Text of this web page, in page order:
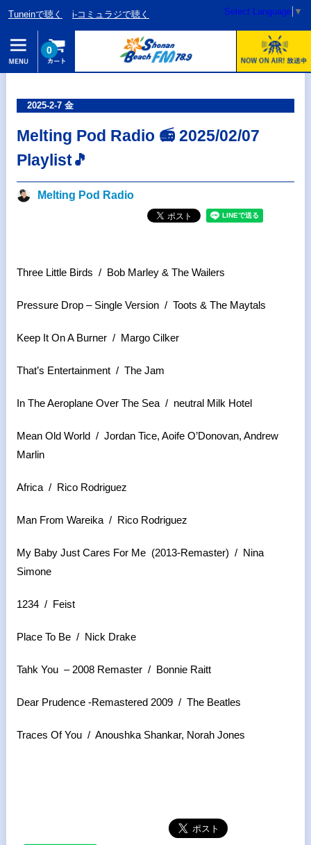
Tuneinで聴く i-コミュラジで聴く Select Language ▼
0
2025-2-7 金
Melting Pod Radio 📻 2025/02/07
Playlist🎵
Melting Pod Radio
Three Little Birds / Bob Marley & The Wailers
Pressure Drop – Single Version / Toots & The Maytals
Keep It On A Burner / Margo Cilker
That’s Entertainment / The Jam
In The Aeroplane Over The Sea / neutral Milk Hotel
Mean Old World / Jordan Tice, Aoife O’Donovan, Andrew
Marlin
Africa / Rico Rodriguez
Man From Wareika / Rico Rodriguez
My Baby Just Cares For Me (2013-Remaster) / Nina
Simone
1234 / Feist
Place To Be / Nick Drake
Tahk You – 2008 Remaster / Bonnie Raitt
Dear Prudence -Remastered 2009 / The Beatles
Traces Of You / Anoushka Shankar, Norah Jones